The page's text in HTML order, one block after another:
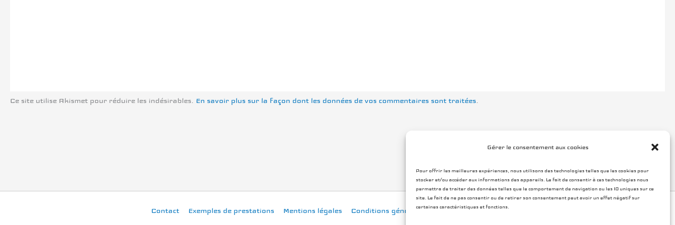
Gérer le consentement aux cookies
Pour offrir les meilleures expériences, nous utilisons des technologies telles que les cookies pour
stocker et/ou accéder aux informations des appareils. Le fait de consentir à ces technologies nous
permettra de traiter des données telles que le comportement de navigation ou les ID uniques sur ce
site. Le fait de ne pas consentir ou de retirer son consentement peut avoir un effet négatif sur
certaines caractéristiques et fonctions.
Ce site utilise Akismet pour réduire les indésirables. En savoir plus sur la façon dont les données de vos commentaires sont traitées.
Contact Exemples de prestations Mentions légales Conditions générales Politique de cookies (UE)